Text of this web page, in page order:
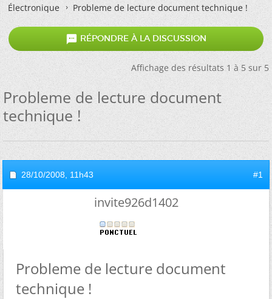
Électronique
Probleme de lecture document technique !
 RÉPONDRE À LA DISCUSSION
Affichage des résultats 1 à 5 sur 5
Probleme de lecture document
technique !
28/10/2008, 11h43 #1
invite926d1402
Probleme de lecture document
technique !